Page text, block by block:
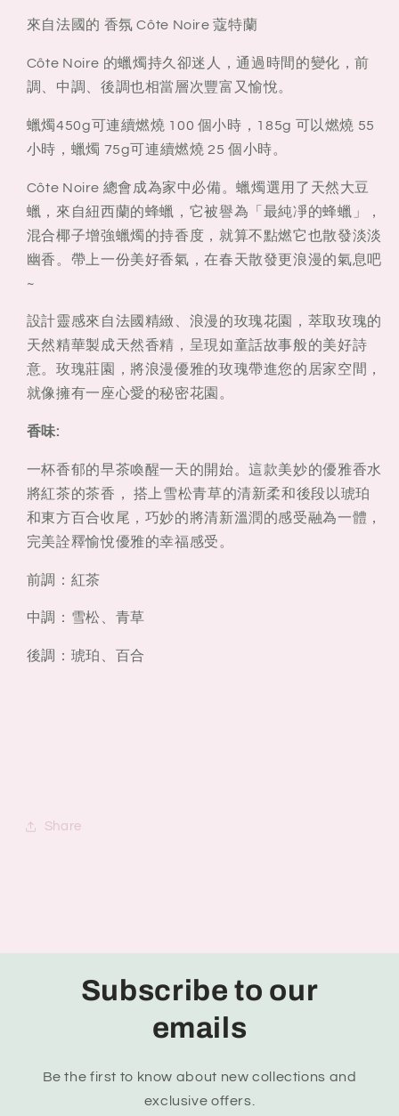
來自法國的 香氛 Côte Noire 蔻特蘭
Côte Noire 的蠟燭持久卻迷人，通過時間的變化，前
調、中調、後調也相當層次豐富又愉悅。
蠟燭450g可連續燃燒 100 個小時，185g 可以燃燒 55
小時，蠟燭 75g可連續燃燒 25 個小時。
Côte Noire 總會成為家中必備。蠟燭選用了天然大豆
蠟，來自紐西蘭的蜂蠟， 它被譽為「最純凈的蜂蠟」，
混合椰子增強蠟燭的持香度，就算不點燃它也散發淡淡
幽香。 帶上一份美好香氣，在春天散發更浪漫的氣息吧
~
設計靈感來自法國精緻、浪漫的玫瑰花園，萃取玫瑰的
天然精華製成天然香精， 呈現如童話故事般的美好詩
意。玫瑰莊園，將浪漫優雅的玫瑰帶進您的居家空間，
就像擁有一座心愛的秘密花園。
香味:
一杯香郁的早茶喚醒一天的開始。這款美妙的優雅香水
將紅茶的茶香， 搭上雪松青草的清新柔和後段以琥珀
和東方百合收尾，巧妙的將清新溫潤的感受融為一體，
完美詮釋愉悅優雅的幸福感受。
前調：紅茶
中調：雪松、青草
後調：琥珀、百合
Share
Subscribe to our
emails
Be the first to know about new collections and
exclusive offers.